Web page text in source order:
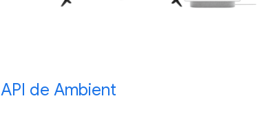
API de Ambient